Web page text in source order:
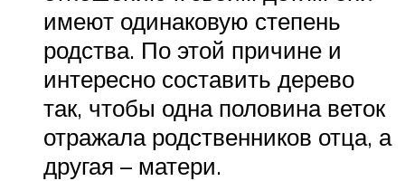
имеют одинаковую степень
родства. По этой причине и
интересно составить дерево
так, чтобы одна половина веток
отражала родственников отца, а
другая – матери.